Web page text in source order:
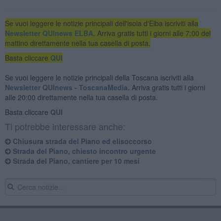
Se vuoi leggere le notizie principali dell'isola d'Elba iscriviti alla
Newsletter QUInews ELBA. Arriva gratis tutti i giorni alle 7:00 del
mattino direttamente nella tua casella di posta.
Basta cliccare QUI
Se vuoi leggere le notizie principali della Toscana iscriviti alla
Newsletter QUInews - ToscanaMedia. Arriva gratis tutti i giorni
alle 20:00 direttamente nella tua casella di posta.
Basta cliccare QUI
Ti potrebbe interessare anche:
Chiusura strada del Piano ed elisoccorso
Strada del Piano, chiesto incontro urgente
Strada del Piano, cantiere per 10 mesi